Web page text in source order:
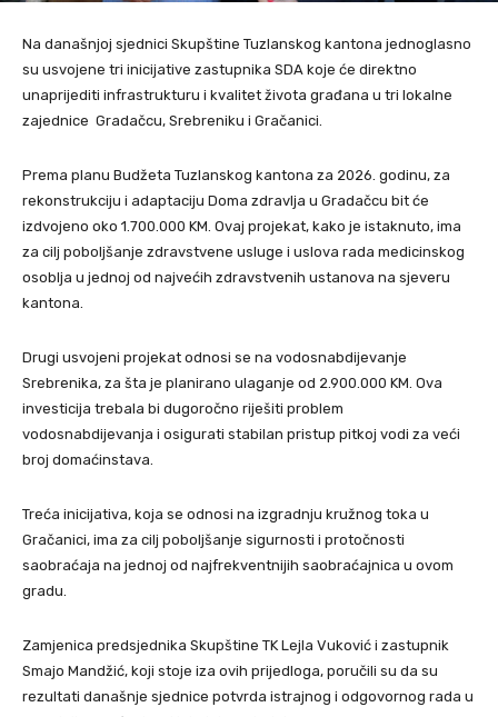
Na današnjoj sjednici Skupštine Tuzlanskog kantona jednoglasno
su usvojene tri inicijative zastupnika SDA koje će direktno
unaprijediti infrastrukturu i kvalitet života građana u tri lokalne
zajednice Gradačcu, Srebreniku i Gračanici.
Prema planu Budžeta Tuzlanskog kantona za 2026. godinu, za
rekonstrukciju i adaptaciju Doma zdravlja u Gradačcu bit će
izdvojeno oko 1.700.000 KM. Ovaj projekat, kako je istaknuto, ima
za cilj poboljšanje zdravstvene usluge i uslova rada medicinskog
osoblja u jednoj od najvećih zdravstvenih ustanova na sjeveru
kantona.
Drugi usvojeni projekat odnosi se na vodosnabdijevanje
Srebrenika, za šta je planirano ulaganje od 2.900.000 KM. Ova
investicija trebala bi dugoročno riješiti problem
vodosnabdijevanja i osigurati stabilan pristup pitkoj vodi za veći
broj domaćinstava.
Treća inicijativa, koja se odnosi na izgradnju kružnog toka u
Gračanici, ima za cilj poboljšanje sigurnosti i protočnosti
saobraćaja na jednoj od najfrekventnijih saobraćajnica u ovom
gradu.
Zamjenica predsjednika Skupštine TK Lejla Vuković i zastupnik
Smajo Mandžić, koji stoje iza ovih prijedloga, poručili su da su
rezultati današnje sjednice potvrda istrajnog i odgovornog rada u